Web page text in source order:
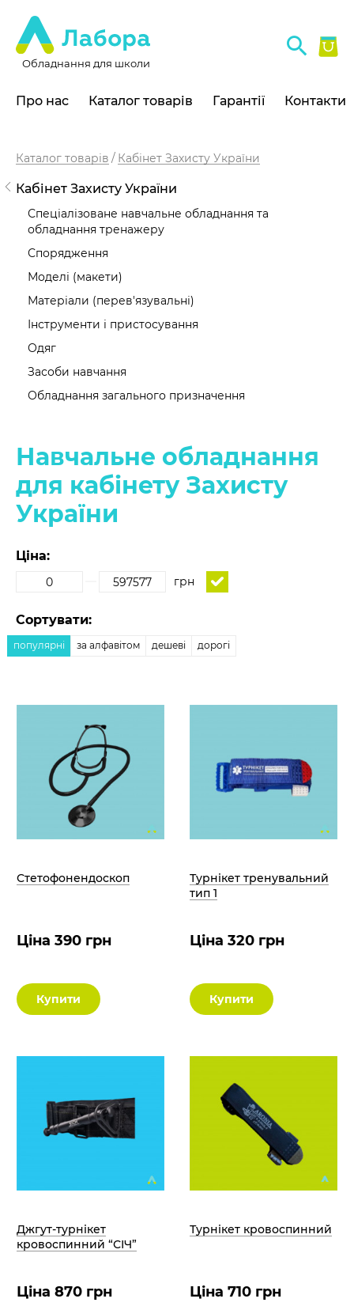
Обладнання для школи
Про нас Каталог товарів Гарантії Контакти
Каталог товарів Кабінет Захисту України
Кабінет Захисту України
Спеціалізоване навчальне обладнання та
обладнання тренажеру
Спорядження
Моделі (макети)
Матеріали (перев'язувальні)
Інструменти і пристосування
Одяг
Засоби навчання
Обладнання загального призначення
Навчальне обладнання
для кабінету Захисту
України
Ціна:
грн
Сортувати:
популярні за алфавітом дешеві дорогі
Стетофонендоскоп
Ціна 390 грн
Купити
Турнікет тренувальний
тип 1
Ціна 320 грн
Купити
Джгут-турнікет
кровоспинний “СІЧ”
Ціна 870 грн
Турнікет кровоспинний
Ціна 710 грн